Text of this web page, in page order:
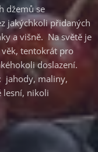
džemů se
jakýchkoli přidaných
a višně. Na světě je
tentokrát pro
doslazení.
jahody, maliny,
lesní, nikoli